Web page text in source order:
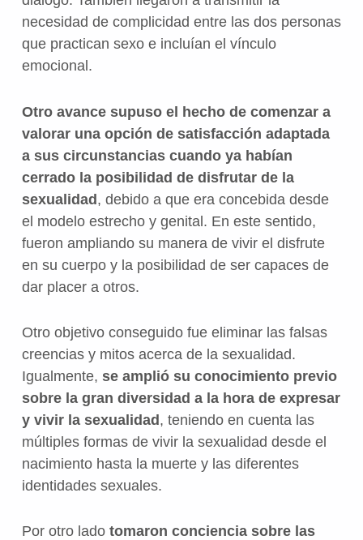
necesidad de complicidad entre las dos personas
que practican sexo e incluían el vínculo
emocional.
Otro avance supuso el hecho de comenzar a
valorar una opción de satisfacción adaptada
a sus circunstancias cuando ya habían
cerrado la posibilidad de disfrutar de la
sexualidad, debido a que era concebida desde
el modelo estrecho y genital. En este sentido,
fueron ampliando su manera de vivir el disfrute
en su cuerpo y la posibilidad de ser capaces de
dar placer a otros.
Otro objetivo conseguido fue eliminar las falsas
creencias y mitos acerca de la sexualidad.
Igualmente, se amplió su conocimiento previo
sobre la gran diversidad a la hora de expresar
y vivir la sexualidad, teniendo en cuenta las
múltiples formas de vivir la sexualidad desde el
nacimiento hasta la muerte y las diferentes
identidades sexuales.
Por otro lado tomaron conciencia sobre las